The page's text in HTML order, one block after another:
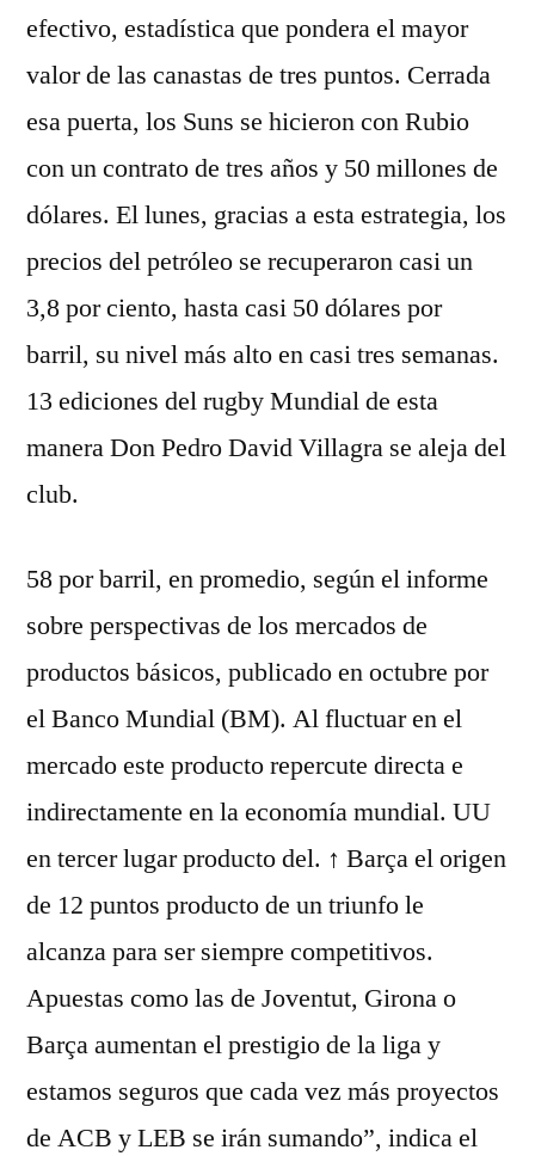
efectivo, estadística que pondera el mayor
valor de las canastas de tres puntos. Cerrada
esa puerta, los Suns se hicieron con Rubio
con un contrato de tres años y 50 millones de
dólares. El lunes, gracias a esta estrategia, los
precios del petróleo se recuperaron casi un
3,8 por ciento, hasta casi 50 dólares por
barril, su nivel más alto en casi tres semanas.
13 ediciones del rugby Mundial de esta
manera Don Pedro David Villagra se aleja del
club.
58 por barril, en promedio, según el informe
sobre perspectivas de los mercados de
productos básicos, publicado en octubre por
el Banco Mundial (BM). Al fluctuar en el
mercado este producto repercute directa e
indirectamente en la economía mundial. UU
en tercer lugar producto del. ↑ Barça el origen
de 12 puntos producto de un triunfo le
alcanza para ser siempre competitivos.
Apuestas como las de Joventut, Girona o
Barça aumentan el prestigio de la liga y
estamos seguros que cada vez más proyectos
de ACB y LEB se irán sumando”, indica el